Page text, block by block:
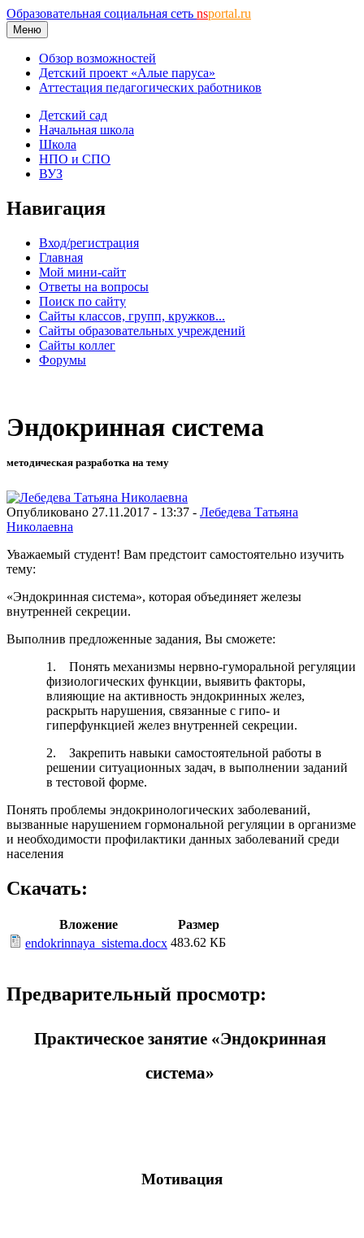
Образовательная социальная сеть nsportal.ru
Меню
Обзор возможностей
Детский проект «Алые паруса»
Аттестация педагогических работников
Детский сад
Начальная школа
Школа
НПО и СПО
ВУЗ
Навигация
Вход/регистрация
Главная
Мой мини-сайт
Ответы на вопросы
Поиск по сайту
Сайты классов, групп, кружков...
Сайты образовательных учреждений
Сайты коллег
Форумы
Эндокринная система
методическая разработка на тему
Опубликовано 27.11.2017 - 13:37 - Лебедева Татьяна
Николаевна
Уважаемый студент! Вам предстоит самостоятельно изучить
тему:
«Эндокринная система», которая объединяет железы
внутренней секреции.
Выполнив предложенные задания, Вы сможете:
1. Понять механизмы нервно-гуморальной регуляции
физиологических функции, выявить факторы,
влияющие на активность эндокринных желез,
раскрыть нарушения, связанные с гипо- и
гиперфункцией желез внутренней секреции.
2. Закрепить навыки самостоятельной работы в
решении ситуационных задач, в выполнении заданий
в тестовой форме.
Понять проблемы эндокринологических заболеваний,
вызванные нарушением гормональной регуляции в организме
и необходимости профилактики данных заболеваний среди
населения
Скачать:
Вложение
Размер
endokrinnaya_sistema.docx 483.62 КБ
Предварительный просмотр:
Практическое занятие «Эндокринная
система»
Мотивация